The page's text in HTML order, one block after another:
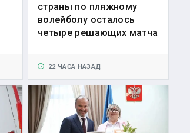
страны по пляжному
волейболу осталось
четыре решающих матча
22 ЧАСА НАЗАД